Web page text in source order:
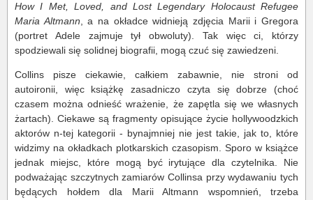
How I Met, Loved, and Lost Legendary Holocaust Refugee
Maria Altmann , a na okładce widnieją zdjęcia Marii i Gregora
(portret Adele zajmuje tył obwoluty). Tak więc ci, którzy
spodziewali się solidnej biografii, mogą czuć się zawiedzeni.
Collins pisze ciekawie, całkiem zabawnie, nie stroni od
autoironii, więc książkę zasadniczo czyta się dobrze (choć
czasem można odnieść wrażenie, że zapętla się we własnych
żartach). Ciekawe są fragmenty opisujące życie hollywoodzkich
aktorów n-tej kategorii - bynajmniej nie jest takie, jak to, które
widzimy na okładkach plotkarskich czasopism. Sporo w książce
jednak miejsc, które mogą być irytujące dla czytelnika. Nie
podważając szczytnych zamiarów Collinsa przy wydawaniu tych
będących hołdem dla Marii Altmann wspomnień, trzeba